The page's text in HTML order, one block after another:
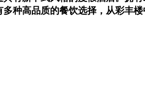
种高品质的餐饮选择，从彩丰楼